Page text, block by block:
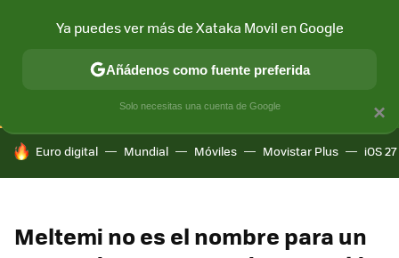
CONECTIVIDAD MÓVIL Y SOCIEDAD APLICACIONES
HOY SE HABLA DE
Euro digital Mundial Móviles Movistar Plus iOS 27
Meltemi no es el nombre para un
×
Ya puedes ver más de Xataka Movil en Google
Añádenos como fuente preferida
Solo necesitas una cuenta de Google